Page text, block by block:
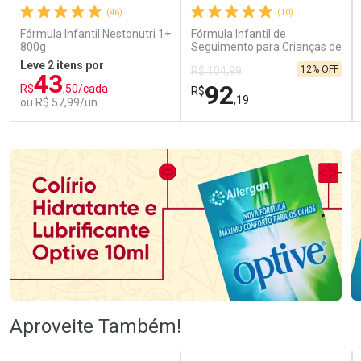
(46)
Fórmula Infantil Nestonutri 1+
800g
Leve 2 itens por
R$43,50/cada
ou R$ 57,99/un
(10)
Fórmula Infantil de
Seguimento para Crianças de
Primeira Infância Nestonutri
2 Unidades de 800g cada
R$ 104,99
R$92,19
12% OFF
Laboratório
Por Menos
Aproveite Também!